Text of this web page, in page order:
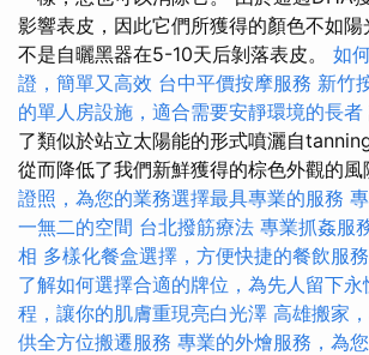
影響表皮，因此它們所獲得的顏色不如
不是自曬黑器在5-10天后剝落表皮。 如
證，簡單又高效 台中平價按摩服務 新竹
的單人房設施，適合需要安靜環境的長者
了類似於站立太陽能的形式噴灑自
從而降低了我們新鮮獲得的棕色外觀的風
證照，為您的業務選擇最具專業的服務
一無二的空間 台北撥筋療法 專業抓姦服
相 多樣化餐盒選擇，方便快捷的餐飲服務
了解如何選擇合適的牌位，為先人留下永
程，讓你的肌膚重現亮白光澤 高雄搬家
供全方位搬遷服務 專業的外燴服務，為